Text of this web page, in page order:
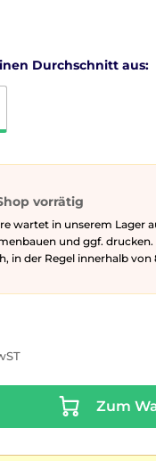
Durchschnitt aus:
vorrätig
wartet in unserem Lager
und ggf.
in der Regel innerhalb von
Zum